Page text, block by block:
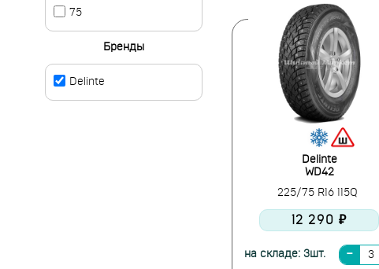
Delinte
WD42
225/75 R16 115Q
12 290 ₽
на складе: 3шт.
75
Бренды
Delinte